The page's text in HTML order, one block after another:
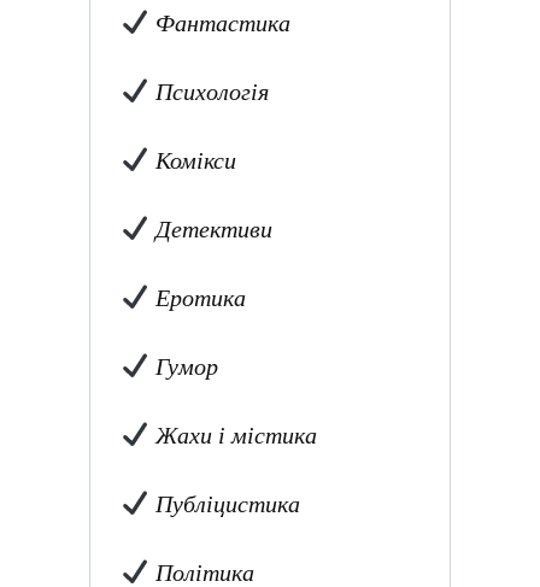
Фантастика
Психологія
Комікси
Детективи
Еротика
Гумор
Жахи і містика
Публіцистика
Політика